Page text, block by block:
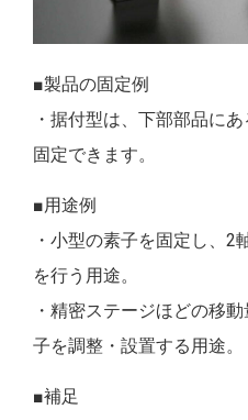
■製品の固定例
・据付型は、下部部品に
固定できます。
■用途例
・小型の素子を固定し、
を行う用途。
・精密ステージほどの移
子を調整・設置する用途。
■補足